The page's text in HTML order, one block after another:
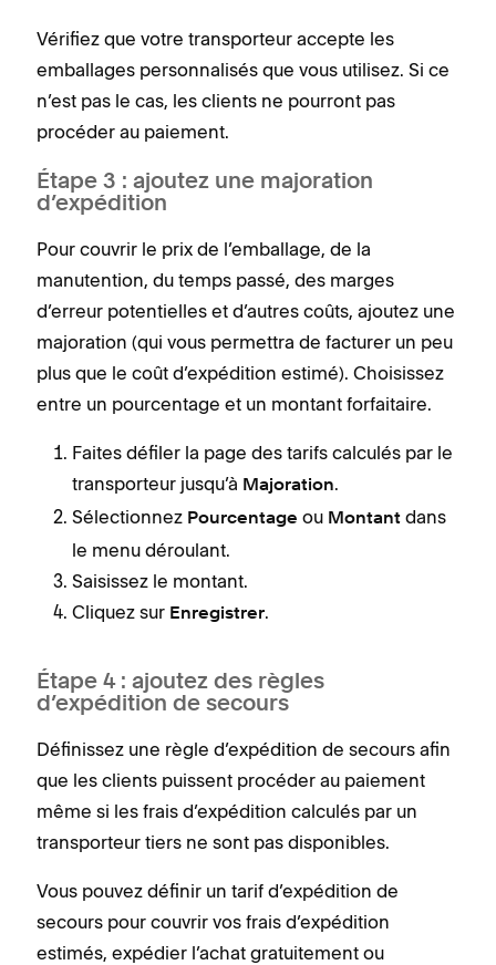
Vérifiez que votre transporteur accepte les
emballages personnalisés que vous utilisez. Si ce
n’est pas le cas, les clients ne pourront pas
procéder au paiement.
Étape 3 : ajoutez une majoration
d’expédition
Pour couvrir le prix de l’emballage, de la
manutention, du temps passé, des marges
d’erreur potentielles et d’autres coûts, ajoutez une
majoration (qui vous permettra de facturer un peu
plus que le coût d’expédition estimé). Choisissez
entre un pourcentage et un montant forfaitaire.
Faites défiler la page des tarifs calculés par le
transporteur jusqu’à Majoration.
Sélectionnez Pourcentage ou Montant dans
le menu déroulant.
Saisissez le montant.
Cliquez sur Enregistrer.
Étape 4 : ajoutez des règles
d’expédition de secours
Définissez une règle d’expédition de secours afin
que les clients puissent procéder au paiement
même si les frais d’expédition calculés par un
transporteur tiers ne sont pas disponibles.
Vous pouvez définir un tarif d’expédition de
secours pour couvrir vos frais d’expédition
estimés, expédier l’achat gratuitement ou